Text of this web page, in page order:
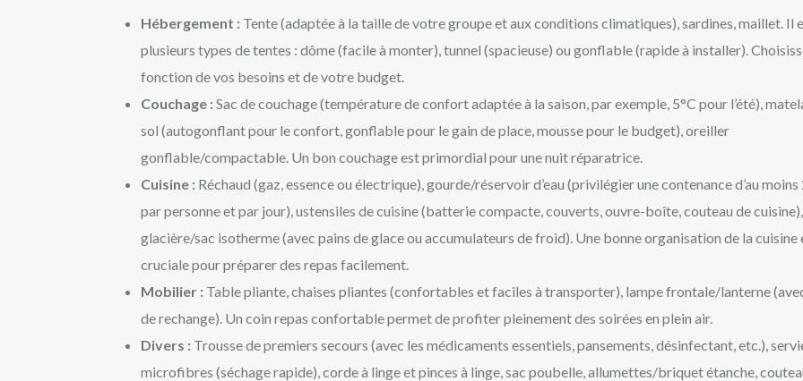
Hébergement : Tente (adaptée à la taille de votre groupe et aux conditions climatiques), sardines, maillet. Il
plusieurs types de tentes : dôme (facile à monter), tunnel (spacieuse) ou gonflable (rapide à installer).
fonction de vos besoins et de votre budget.
Couchage :Sac de couchage (température de confort adaptée à la saison, par exemple, 5°C pour l’été),
sol (autogonflant pour le confort, gonflable pour le gain de place, mousse pour le budget), oreiller
gonflable/compactable. Un bon couchage est primordial pour une nuit réparatrice.
Cuisine : Réchaud (gaz, essence ou électrique), gourde/réservoir d’eau (privilégier une contenance d’au
par personne et par jour), ustensiles de cuisine (batterie compacte, couverts, ouvre-boîte, couteau de cuisine),
glacière/sac isotherme (avec pains de glace ou accumulateurs de froid). Une bonne organisation de la cuisine
cruciale pour préparer des repas facilement.
Mobilier : Table pliante, chaises pliantes (confortables et faciles à transporter), lampe frontale/lanterne
de rechange). Un coin repas confortable permet de profiter pleinement des soirées en plein air.
Divers : Trousse de premiers secours (avec les médicaments essentiels, pansements, désinfectant, etc.),
microfibres (séchage rapide), corde à linge et pinces à linge, sac poubelle, allumettes/briquet étanche,